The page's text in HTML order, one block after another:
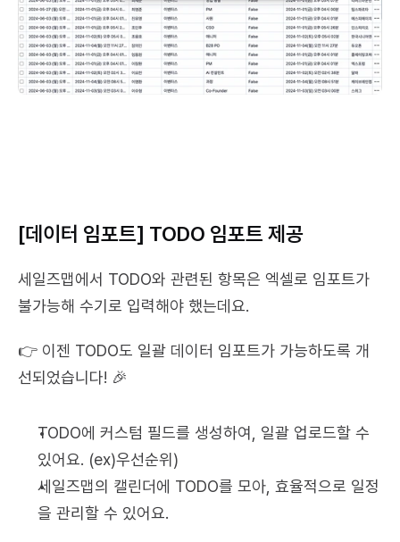
[데이터 임포트] TODO 임포트 제공
세일즈맵에서 TODO와 관련된 항목은 엑셀로 임포트가
불가능해 수기로 입력해야 했는데요.
👉 이젠 TODO도 일괄 데이터 임포트가 가능하도록 개
선되었습니다! 🎉
TODO에 커스텀 필드를 생성하여, 일괄 업로드할 수
있어요. (ex)우선순위)
세일즈맵의 캘린더에 TODO를 모아, 효율적으로 일정
을 관리할 수 있어요.